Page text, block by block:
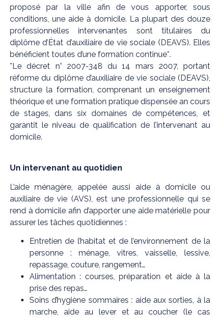
proposé par la ville afin de vous apporter, sous
conditions, une aide à domicile. La plupart des douze
professionnelles intervenantes sont titulaires du
diplôme d’État d’auxiliaire de vie sociale (DEAVS). Elles
bénéficient toutes d’une formation continue*.
*Le décret n° 2007-348 du 14 mars 2007, portant
réforme du diplôme d’auxiliaire de vie sociale (DEAVS),
structure la formation, comprenant un enseignement
théorique et une formation pratique dispensée an cours
de stages, dans six domaines de compétences, et
garantit le niveau de qualification de l’intervenant au
domicile.
Un intervenant au quotidien
L’aide ménagère, appelée aussi aide à domicile ou
auxiliaire de vie (AVS), est une professionnelle qui se
rend à domicile afin d’apporter une aide matérielle pour
assurer les tâches quotidiennes :
Entretien de l’habitat et de l’environnement de la
personne : ménage, vitres, vaisselle, lessive,
repassage, couture, rangement…
Alimentation : courses, préparation et aide à la
prise des repas…
Soins d’hygiène sommaires : aide aux sorties, à la
marche, aide au lever et au coucher (le cas